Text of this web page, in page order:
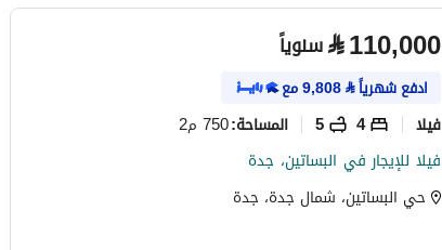
⃁110,000 سنوياً
ادفع شهرياً⃁
9,808مع
فیلا 4
5 المساحة:750 م2
فيلا للإيجار في البساتين، جدة
حي البساتين، شمال جدة، جدة